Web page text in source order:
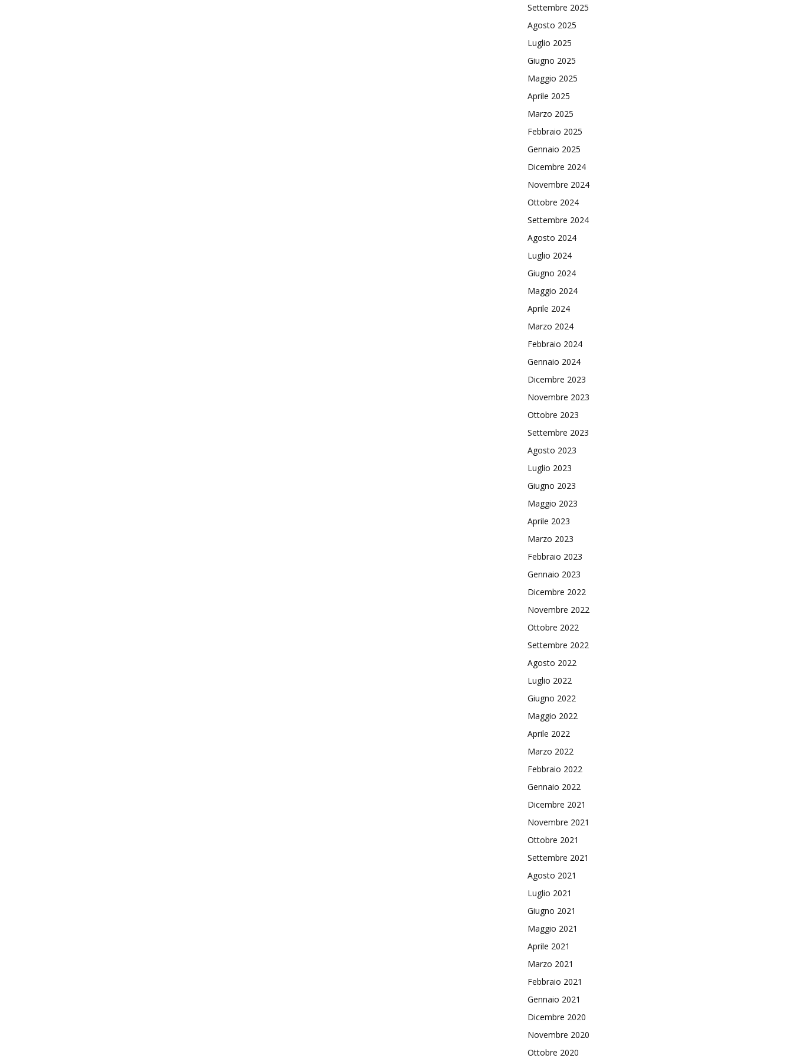
Settembre 2025
Agosto 2025
Luglio 2025
Giugno 2025
Maggio 2025
Aprile 2025
Marzo 2025
Febbraio 2025
Gennaio 2025
Dicembre 2024
Novembre 2024
Ottobre 2024
Settembre 2024
Agosto 2024
Luglio 2024
Giugno 2024
Maggio 2024
Aprile 2024
Marzo 2024
Febbraio 2024
Gennaio 2024
Dicembre 2023
Novembre 2023
Ottobre 2023
Settembre 2023
Agosto 2023
Luglio 2023
Giugno 2023
Maggio 2023
Aprile 2023
Marzo 2023
Febbraio 2023
Gennaio 2023
Dicembre 2022
Novembre 2022
Ottobre 2022
Settembre 2022
Agosto 2022
Luglio 2022
Giugno 2022
Maggio 2022
Aprile 2022
Marzo 2022
Febbraio 2022
Gennaio 2022
Dicembre 2021
Novembre 2021
Ottobre 2021
Settembre 2021
Agosto 2021
Luglio 2021
Giugno 2021
Maggio 2021
Aprile 2021
Marzo 2021
Febbraio 2021
Gennaio 2021
Dicembre 2020
Novembre 2020
Ottobre 2020